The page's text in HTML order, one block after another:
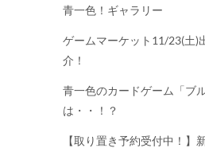
青一色！ギャラリー
ゲームマーケット11/23(土)
介！
青一色のカードゲーム「ブ
は・・！？
【取り置き予約受付中！】